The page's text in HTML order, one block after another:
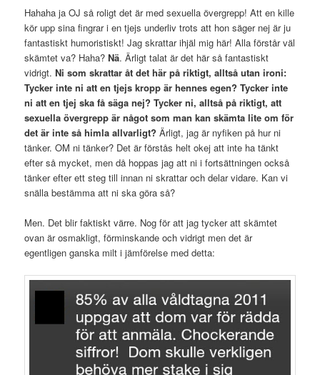
Hahaha ja OJ så roligt det är med sexuella övergrepp! Att en kille
kör upp sina fingrar i en tjejs underliv trots att hon säger nej är ju
fantastiskt humoristiskt! Jag skrattar ihjäl mig här! Alla förstår väl
skämtet va? Haha?Nä. Ärligt talat är det här så fantastiskt
vidrigt.Ni som skrattar åt det här på riktigt, alltså utan ironi:
Tycker inte ni att en tjejs kropp är hennes egen? Tycker inte
ni att en tjej ska få säga nej? Tycker ni, alltså på riktigt, att
sexuella övergrepp är något som man kan skämta lite om för
det är inte så himla allvarligt? Ärligt, jag är nyfiken på hur ni
tänker. OM ni tänker? Det är förstås helt okej att inte ha tänkt
efter så mycket, men då hoppas jag att ni i fortsättningen också
tänker efter ett steg till innan ni skrattar och delar vidare. Kan vi
snälla bestämma att ni ska göra så?
Men. Det blir faktiskt värre. Nog för att jag tycker att skämtet
ovan är osmakligt, förminskande och vidrigt men det är
egentligen ganska milt i jämförelse med detta: